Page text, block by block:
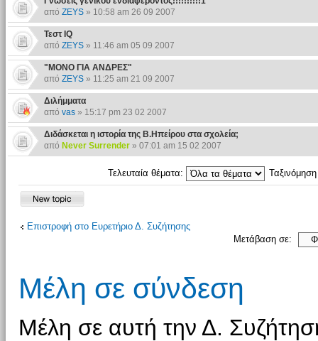
από ZEYS» 10:58 am 26 09 2007
Τεστ IQ
από ZEYS» 11:46 am 05 09 2007
"ΜΟΝΟ ΓΙΑ ΑΝΔΡΕΣ"
από ZEYS» 11:25 am 21 09 2007
Διλήμματα
από vas» 15:17 pm 23 02 2007
Διδάσκεται η ιστορία της Β.Ηπείρου στα σχολεία;
από Never Surrender» 07:01 am 15 02 2007
Τελευταία θέματα:
Επιστροφή στο Ευρετήριο Δ. Συζήτησης
Μετάβαση σε:
Μέλη σε σύνδεση
Μέλη σε αυτή την Δ.